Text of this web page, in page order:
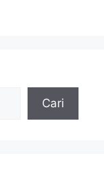
Cari